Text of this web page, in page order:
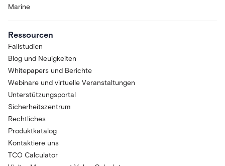
Marine
Ressourcen
Fallstudien
Blog und Neuigkeiten
Whitepapers und Berichte
Webinare und virtuelle Veranstaltungen
Unterstützungsportal
Sicherheitszentrum
Rechtliches
Produktkatalog
Kontaktiere uns
TCO Calculator